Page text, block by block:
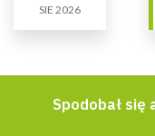
SIE 2026
Spodobał się